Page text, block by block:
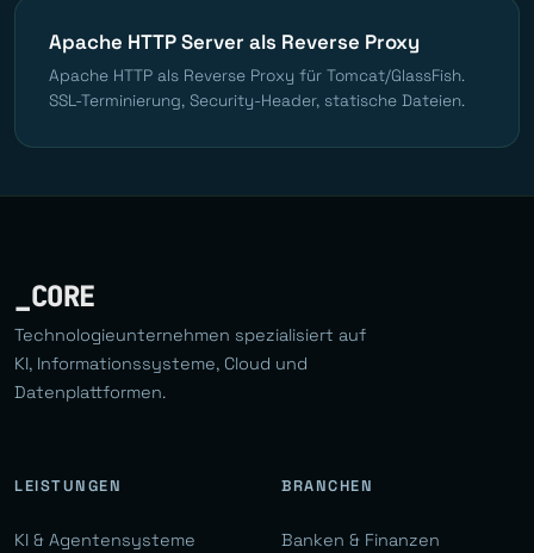
Apache HTTP Server als Reverse Proxy
Apache HTTP als Reverse Proxy für Tomcat/GlassFish.
SSL-Terminierung, Security-Header, statische Dateien.
_CORE
Technologieunternehmen spezialisiert auf
KI, Informationssysteme, Cloud und
Datenplattformen.
LEISTUNGEN
KI & Agentensysteme
BRANCHEN
Banken & Finanzen